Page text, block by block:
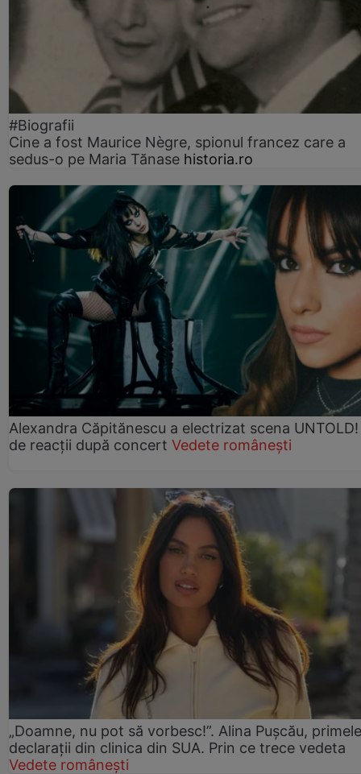
#Biografii
Cine a fost Maurice Nègre, spionul francez care a
sedus-o pe Maria Tănase historia.ro
Alexandra Căpitănescu a electrizat scena UNTOLD!
de reacții după concert Vedete românești
„Doamne, nu pot să vorbesc!”. Alina Pușcău, primele
declarații din clinica din SUA. Prin ce trece vedeta
Vedete românești